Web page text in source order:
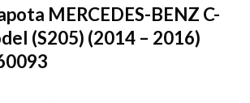
MERCEDES-BENZ C-
(S205) (2014 – 2016)